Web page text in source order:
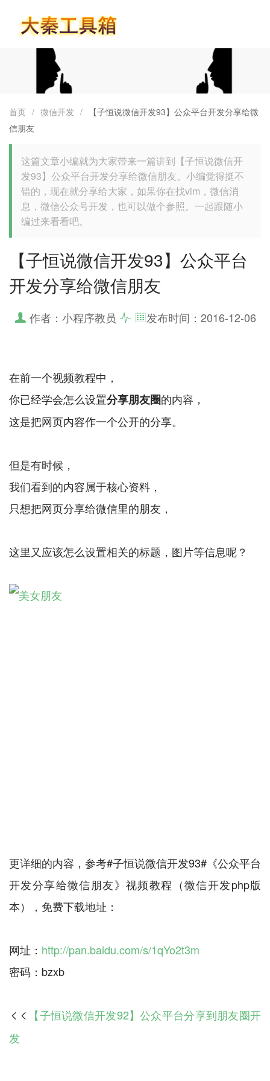
首页 / 微信开发 /
【子恒说微信开发93】公众平台开发分享给微
信朋友
这篇文章小编就为大家带来一篇讲到【子恒说微信开
发93】公众平台开发分享给微信朋友。小编觉得挺不
错的，现在就分享给大家，如果你在找vim，微信消
息，微信公众号开发，也可以做个参照。一起跟随小
编过来看看吧。
【子恒说微信开发93】公众平台
开发分享给微信朋友
作者：小程序教员 发布时间： 2016-12-06
在前一个视频教程中，
你已经学会怎么设置分享朋友圈的内容，
这是把网页内容作一个公开的分享。
但是有时候，
我们看到的内容属于核心资料，
只想把网页分享给微信里的朋友，
这里又应该怎么设置相关的标题，图片等信息呢？
更详细的内容，参考#子恒说微信开发93#《公众平台
开发分享给微信朋友》视频教程（微信开发php版
本），免费下载地址：
网址： http://pan.baidu.com/s/1qYo2t3m

【子恒说微信开发92】公众平台分享到朋友圈开
发